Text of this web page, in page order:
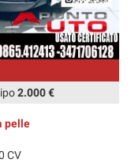
2.000 €
pelle
CV